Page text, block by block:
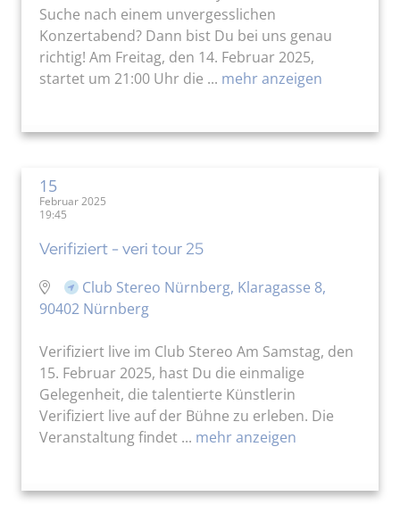
Suche nach einem unvergesslichen
Konzertabend? Dann bist Du bei uns genau
richtig! Am Freitag, den 14. Februar 2025,
startet um 21:00 Uhr die ... mehr anzeigen
15
Februar 2025
19:45
Verifiziert - veri tour 25
Club Stereo Nürnberg, Klaragasse 8,
90402 Nürnberg
Verifiziert live im Club Stereo Am Samstag, den
15. Februar 2025, hast Du die einmalige
Gelegenheit, die talentierte Künstlerin
Verifiziert live auf der Bühne zu erleben. Die
Veranstaltung findet ... mehr anzeigen